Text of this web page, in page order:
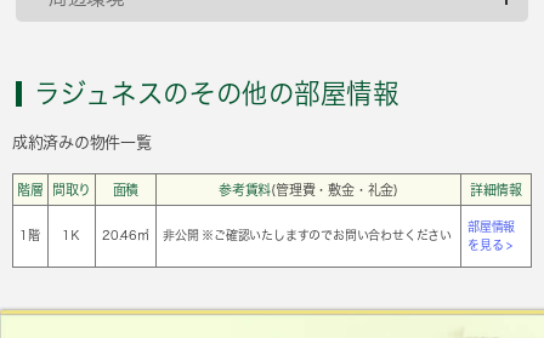
ラジュネスのその他の部屋情報
成約済みの物件一覧
階層 間取り 面積 参考賃料(管理費・敷金・礼金) 詳細情報
1階 1Ｋ 20.46㎡ 非公開 ※ご確認いたしますのでお問い合わせください
部屋情報
を見る >